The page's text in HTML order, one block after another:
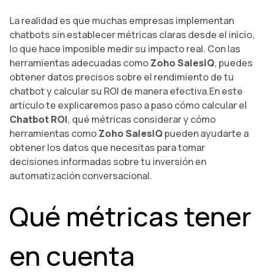
La realidad es que muchas empresas implementan
chatbots sin establecer métricas claras desde el inicio,
lo que hace imposible medir su impacto real. Con las
herramientas adecuadas comoZoho SalesIQ, puedes
obtener datos precisos sobre el rendimiento de tu
chatbot y calcular su ROI de manera efectiva.En este
artículo te explicaremos paso a paso cómo calcular el
Chatbot ROI, qué métricas considerar y cómo
herramientas comoZoho SalesIQpueden ayudarte a
obtener los datos que necesitas para tomar
decisiones informadas sobre tu inversión en
automatización conversacional.
Qué métricas tener
en cuenta